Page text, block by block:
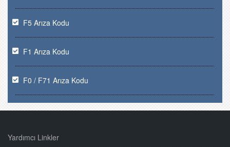
F5 Arıza Kodu
F1 Arıza Kodu
F0 / F71 Arıza Kodu
Yardımcı Linkler